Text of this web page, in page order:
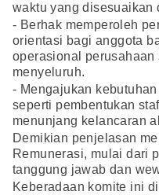
waktu yang disesuaikan
- Berhak memperoleh
orientasi bagi anggota
operasional perusahaan
menyeluruh.
- Mengajukan
seperti pembentukan
menunjang kelancaran
Demikian penjelasan
Remunerasi, mulai dari
tanggung jawab dan
Keberadaan komite ini